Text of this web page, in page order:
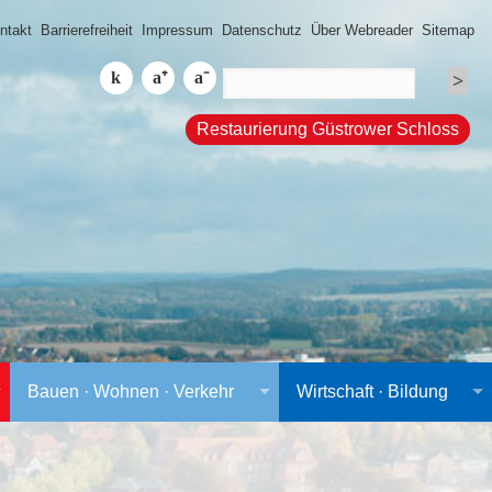
Barrierefreiheit Impressum Datenschutz Über Webreader Sitemap
Restaurierung Güstrower Schloss
Bauen · Wohnen · Verkehr Wirtschaft · Bildung